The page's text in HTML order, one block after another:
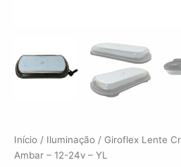
Início / Iluminação / Giroflex Lente
Ambar – 12-24v – YL